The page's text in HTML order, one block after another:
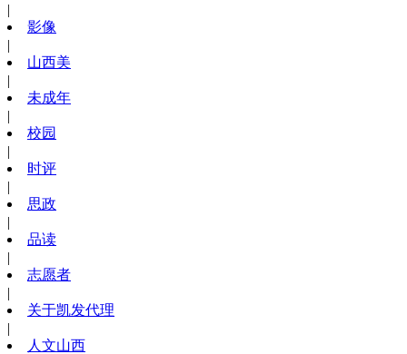
|
影像
|
山西美
|
未成年
|
校园
|
时评
|
思政
|
品读
|
志愿者
|
关于凯发代理
|
人文山西